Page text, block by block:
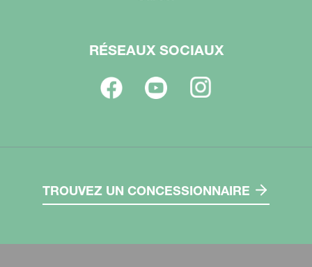
RÉSEAUX SOCIAUX
TROUVEZ UN CONCESSIONNAIRE